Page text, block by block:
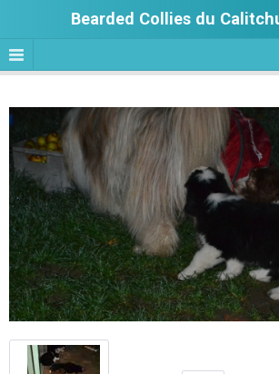
Bearded Collies du